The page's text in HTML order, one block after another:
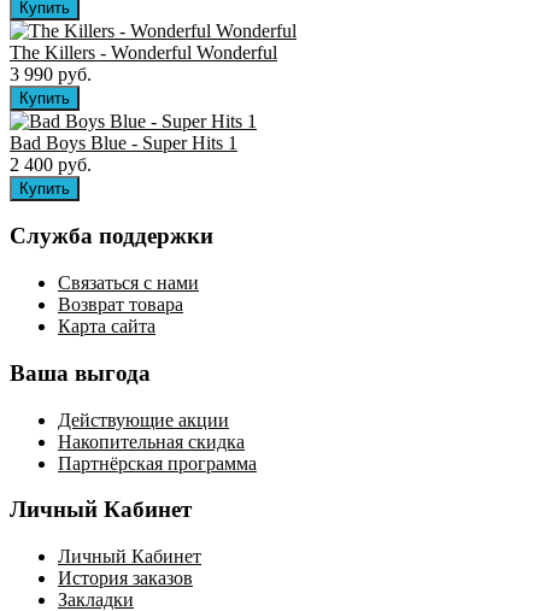
The Killers ‎- Wonderful Wonderful
3 990 руб.
Bad Boys Blue - Super Hits 1
2 400 руб.
Служба поддержки
Связаться с нами
Возврат товара
Карта сайта
Ваша выгода
Действующие акции
Накопительная скидка
Партнёрская программа
Личный Кабинет
Личный Кабинет
История заказов
Закладки